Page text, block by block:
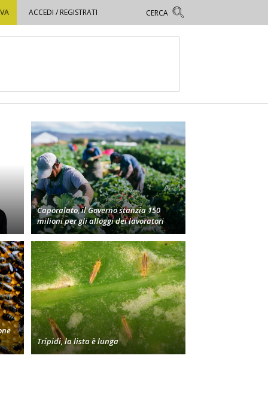
ACCEDI / REGISTRATI
Caporalato, il Governo stanzia 150
milioni per gli alloggi dei lavoratori
Tripidi, la lista è lunga